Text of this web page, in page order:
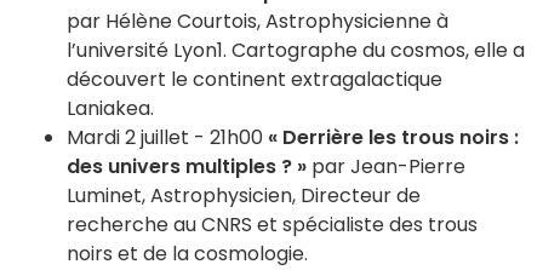
par Hélène Courtois, Astrophysicienne à
l’université Lyon1. Cartographe du cosmos, elle a
découvert le continent extragalactique
Laniakea.
Mardi 2 juillet - 21h00 « Derrière les trous noirs :
des univers multiples ? » par Jean-Pierre
Luminet, Astrophysicien, Directeur de
recherche au CNRS et spécialiste des trous
noirs et de la cosmologie.